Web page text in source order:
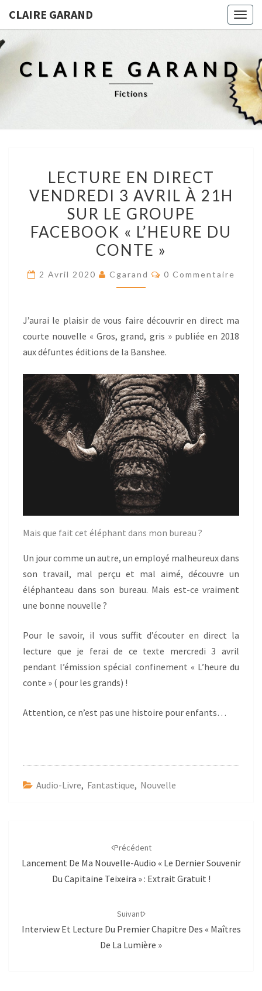
CLAIRE GARAND
CLAIRE GARAND
Fictions
EN
DIRECT
VENDREDI
AVRIL
À
21H
SUR
GROUPE
FACEBOOK
« L’HEURE
CONTE »
LECTURE EN DIRECT
VENDREDI 3 AVRIL À 21H
SUR LE GROUPE
FACEBOOK « L’HEURE DU
CONTE »
2 Avril 2020 Cgarand Res
0 Commentaire
J’aurai le plaisir de vous faire découvrir en direct ma
courte nouvelle « Gros, grand, gris » publiée en 2018
aux défuntes éditions de la Banshee.
Mais que fait cet éléphant dans mon bureau ?
Un jour comme un autre, un employé malheureux dans
son travail, mal perçu et mal aimé, découvre un
éléphanteau dans son bureau. Mais est-ce vraiment
une bonne nouvelle ?
Pour le savoir, il vous suffit d’écouter en direct la
lecture que je ferai de ce texte mercredi 3 avril
pendant l’émission spécial confinement « L’heure du
conte » ( pour les grands) !
Attention, ce n’est pas une histoire pour enfants…
Audio-Livre, Fantastique, Nouvelle
Précédent
Lancement De Ma Nouvelle-Audio « Le Dernier Souvenir
Du Capitaine Teixeira » : Extrait Gratuit !
Suivant
Interview Et Lecture Du Premier Chapitre Des « Maîtres
De La Lumière »